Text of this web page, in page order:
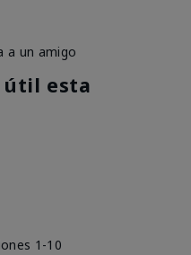
a un amigo
útil esta
1-10